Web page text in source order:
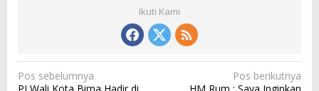
Ikuti Kami
N
Pos sebelumnya
Pos berikutnya